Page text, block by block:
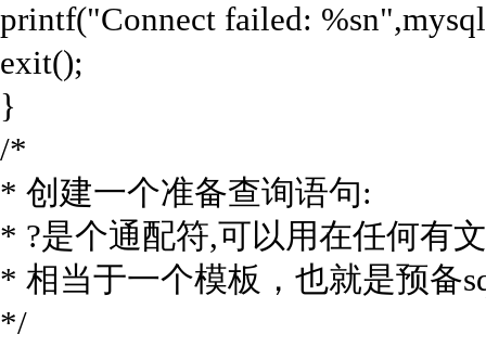
printf("Connect failed:
exit();
}
/*
* 创建一个准备查询语句:
* ?是个通配符,可以用在任何有
* 相当于一个模板，也就是预备
*/